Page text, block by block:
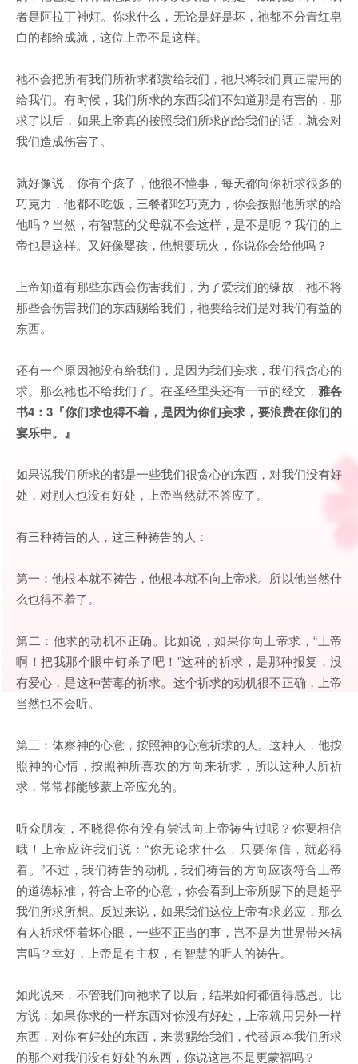
者是阿拉丁神灯。你求什么，无论是好是坏，祂都不分青红皂
白的都给成就，这位上帝不是这样。
祂不会把所有我们所祈求都赏给我们，祂只将我们真正需用的
给我们。有时候，我们所求的东西我们不知道那是有害的，那
求了以后，如果上帝真的按照我们所求的给我们的话，就会对
我们造成伤害了。
就好像说，你有个孩子，他很不懂事，每天都向你祈求很多的
巧克力，他都不吃饭，三餐都吃巧克力，你会按照他所求的给
他吗？当然，有智慧的父母就不会这样，是不是呢？我们的上
帝也是这样。又好像婴孩，他想要玩火，你说你会给他吗？
上帝知道有那些东西会伤害我们，为了爱我们的缘故，祂不将
那些会伤害我们的东西赐给我们，祂要给我们是对我们有益的
东西。
还有一个原因祂没有给我们，是因为我们妄求，我们很贪心的
求。那么祂也不给我们了。在圣经里头还有一节的经文， 雅各
书4：3『你们求也得不着，是因为你们妄求，要浪费在你们的
宴乐中。』
如果说我们所求的都是一些我们很贪心的东西，对我们没有好
处，对别人也没有好处，上帝当然就不答应了。
有三种祷告的人，这三种祷告的人：
第一：他根本就不祷告，他根本就不向上帝求。所以他当然什
么也得不着了。
第二：他求的动机不正确。比如说，如果你向上帝求，“上帝
啊！把我那个眼中钉杀了吧！”这种的祈求，是那种报复，没
有爱心，是这种苦毒的祈求。这个祈求的动机很不正确，上帝
当然也不会听。
第三：体察神的心意，按照神的心意祈求的人。这种人，他按
照神的心情，按照神所喜欢的方向来祈求，所以这种人所祈
求，常常都能够蒙上帝应允的。
听众朋友，不晓得你有没有尝试向上帝祷告过呢？你要相信
哦！上帝应许我们说：“你无论求什么，只要你信，就必得
着。”不过，我们祷告的动机，我们祷告的方向应该符合上帝
的道德标准，符合上帝的心意，你会看到上帝所赐下的是超乎
我们所求所想。反过来说，如果我们这位上帝有求必应，那么
有人祈求怀着坏心眼，一些不正当的事，岂不是为世界带来祸
害吗？幸好，上帝是有主权，有智慧的听人的祷告。
如此说来，不管我们向祂求了以后，结果如何都值得感恩。比
方说：如果你求的一样东西对你没有好处，上帝就用另外一样
东西，对你有好处的东西，来赏赐给我们，代替原本我们所求
的那个对我们没有好处的东西，你说这岂不是更蒙福吗？